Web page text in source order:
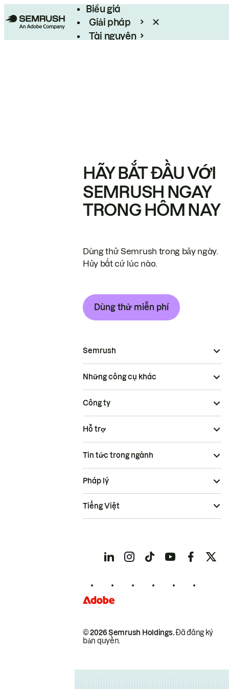
Biểu giá
Giải pháp
Tài nguyên
HÃY BẮT ĐẦU VỚI
SEMRUSH NGAY
TRONG HÔM NAY
Dùng thử Semrush trong bảy ngày.
Hủy bất cứ lúc nào.
Dùng thử miễn phí
Semrush
Những công cụ khác
Công ty
Hỗ trợ
Tin tức trong ngành
© 2026 Semrush Holdings.Đã đăng ký
bản quyền.
Pháp lý
Tiếng Việt